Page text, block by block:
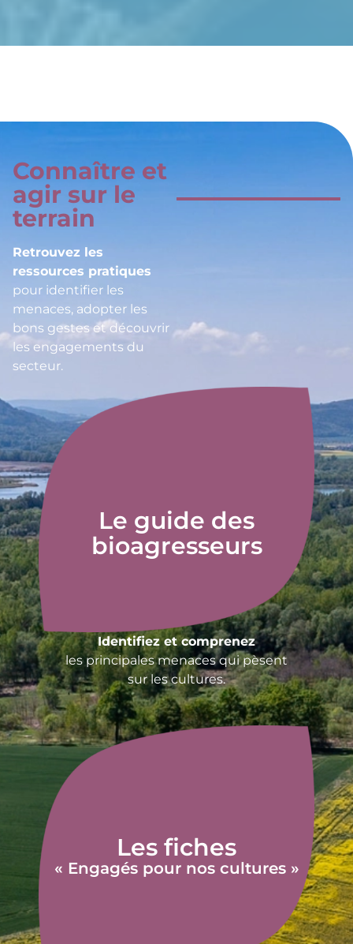
Connaître et
agir sur le
terrain
Retrouvez les
ressources pratiques
pour identifier les
menaces, adopter les
bons gestes et découvrir
les engagements du
secteur.
Le guide des
bioagresseurs
Identifiez et comprenez
les principales menaces qui pèsent
sur les cultures.
Les fiches
« Engagés pour nos cultures »